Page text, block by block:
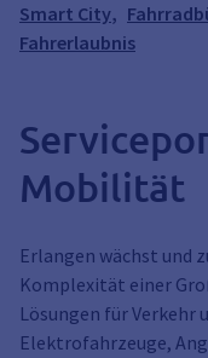
Smart City,
Fahrerlaubnis
Mobilität
Erlangen wächst und
Komplexität einer
Lösungen für
Elektrofahrzeuge,